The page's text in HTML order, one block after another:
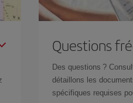
Questions
Des questions ?
détaillons les
spécifiques requises